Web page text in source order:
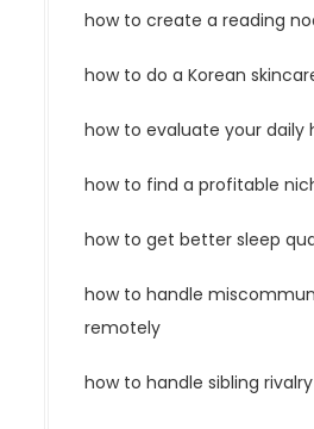
how to create a reading
how to do a Korean
how to evaluate your daily
how to find a profitable
how to get better sleep
how to handle
remotely
how to handle sibling rivalry